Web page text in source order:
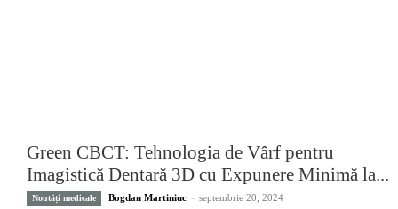
Green CBCT: Tehnologia de Vârf pentru
Imagistică Dentară 3D cu Expunere Minimă la...
Noutăți medicale Bogdan Martiniuc - septembrie 20, 2024